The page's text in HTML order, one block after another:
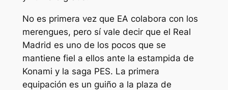
No es primera vez que EA colabora con los
merengues, pero sí vale decir que el Real
Madrid es uno de los pocos que se
mantiene fiel a ellos ante la estampida de
Konami y la saga PES. La primera
equipación es un guiño a la plaza de